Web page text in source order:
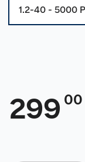
1.2-40 - 5000
299 00